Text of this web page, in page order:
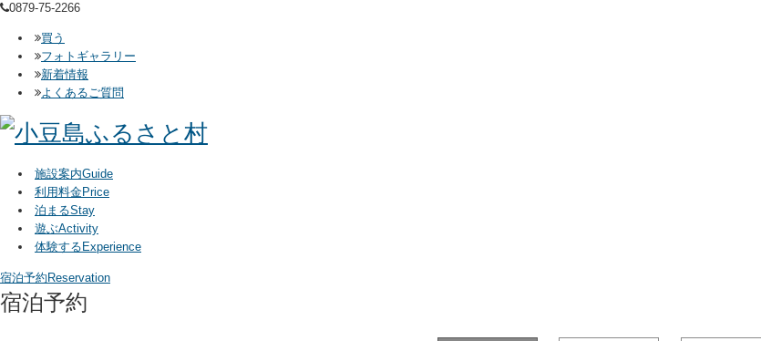
0879-75-2266
買う
フォトギャラリー
新着情報
よくあるご質問
施設案内Guide
利用料金Price
泊まるStay
遊ぶActivity
体験する Experience
宿泊予約 Reservation
宿泊予約